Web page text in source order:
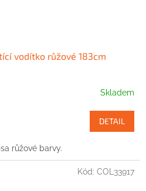
vodítko růžové 183cm
Skladem
DETAIL
růžové barvy.
Kód: COL33917